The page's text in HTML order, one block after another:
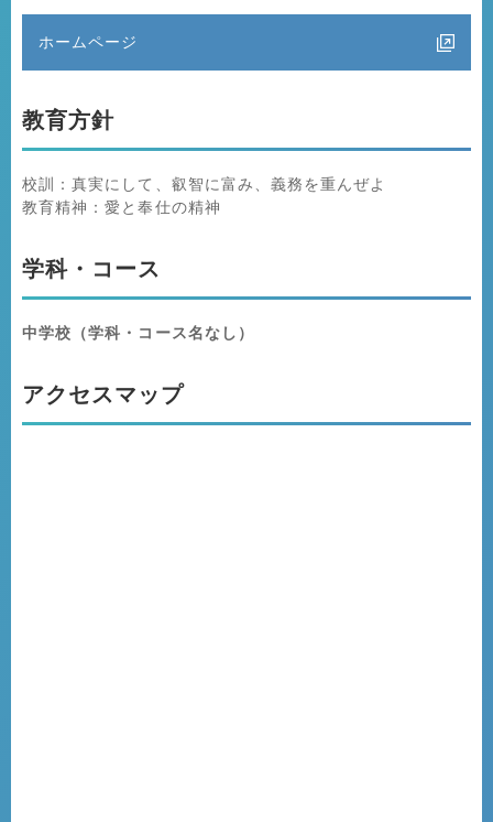
ホームページ
教育方針
校訓：真実にして、叡智に富み、義務を重んぜよ
教育精神：愛と奉仕の精神
学科・コース
中学校（学科・コース名なし）
アクセスマップ